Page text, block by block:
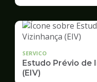
SERVICO
Estudo Prévio de
(EIV)